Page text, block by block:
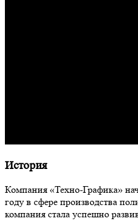
История
Компания «Техно-Графика»
году в сфере производства
компания стала успешно